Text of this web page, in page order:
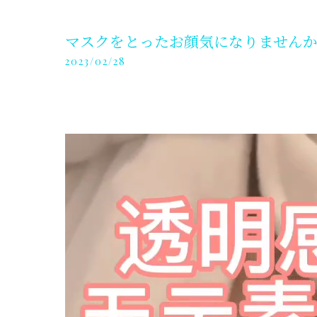
マスクをとったお顔気になりません
2023/02/28